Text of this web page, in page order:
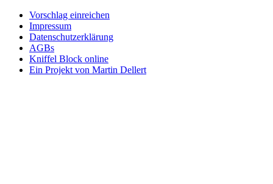
Vorschlag einreichen
Impressum
Datenschutzerklärung
AGBs
Kniffel Block online
Ein Projekt von Martin Dellert